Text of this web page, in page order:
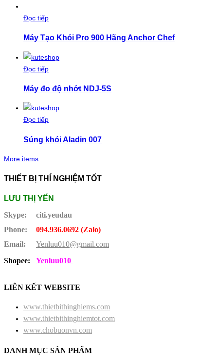
Đọc tiếp
Máy Tạo Khói Pro 900 Hãng Anchor Chef
Đọc tiếp
Máy đo độ nhớt NDJ-5S
Đọc tiếp
Súng khói Aladin 007
More items
THIẾT BỊ THÍ NGHIỆM TỐT
LƯU THỊ YẾN
Skype:
citi.yeudau
Phone:
094.936.0692 (Zalo)
Email:
Yenluu010@gmail.com
Shopee:
Yenluu010
LIÊN KẾT WEBSITE
www.thietbithinghiems.com
www.thietbithinghiemtot.com
www.chobuonvn.com
DANH MỤC SẢN PHẨM